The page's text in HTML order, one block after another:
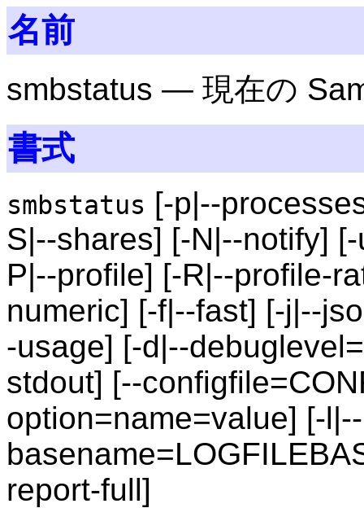
名前
smbstatus — 現在の
書式
smbstatus [-p|--
S|--shares] [-N|--notify]
P|--profile] [-R|--profile-
numeric] [-f|--fast] [-j|--
-usage] [-d|--
stdout] [--
option=name=value] [-
report-full]